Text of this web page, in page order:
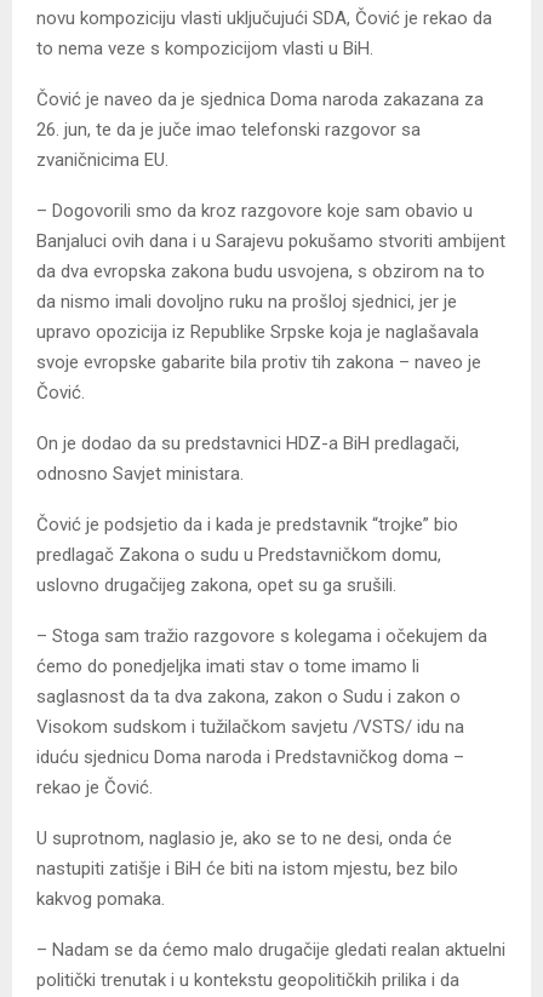
novu kompoziciju vlasti uključujući SDA, Čović je rekao da
to nema veze s kompozicijom vlasti u BiH.
Čović je naveo da je sjednica Doma naroda zakazana za
26. jun, te da je juče imao telefonski razgovor sa
zvaničnicima EU.
– Dogovorili smo da kroz razgovore koje sam obavio u
Banjaluci ovih dana i u Sarajevu pokušamo stvoriti ambijent
da dva evropska zakona budu usvojena, s obzirom na to
da nismo imali dovoljno ruku na prošloj sjednici, jer je
upravo opozicija iz Republike Srpske koja je naglašavala
svoje evropske gabarite bila protiv tih zakona – naveo je
Čović.
On je dodao da su predstavnici HDZ-a BiH predlagači,
odnosno Savjet ministara.
Čović je podsjetio da i kada je predstavnik “trojke” bio
predlagač Zakona o sudu u Predstavničkom domu,
uslovno drugačijeg zakona, opet su ga srušili.
– Stoga sam tražio razgovore s kolegama i očekujem da
ćemo do ponedjeljka imati stav o tome imamo li
saglasnost da ta dva zakona, zakon o Sudu i zakon o
Visokom sudskom i tužilačkom savjetu /VSTS/ idu na
iduću sjednicu Doma naroda i Predstavničkog doma –
rekao je Čović.
U suprotnom, naglasio je, ako se to ne desi, onda će
nastupiti zatišje i BiH će biti na istom mjestu, bez bilo
kakvog pomaka.
– Nadam se da ćemo malo drugačije gledati realan aktuelni
politički trenutak i u kontekstu geopolitičkih prilika i da